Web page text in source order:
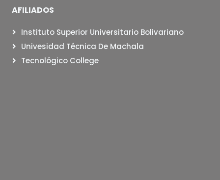
AFILIADOS
Instituto Superior Universitario Bolivariano
Univesidad Técnica De Machala
Tecnológico College